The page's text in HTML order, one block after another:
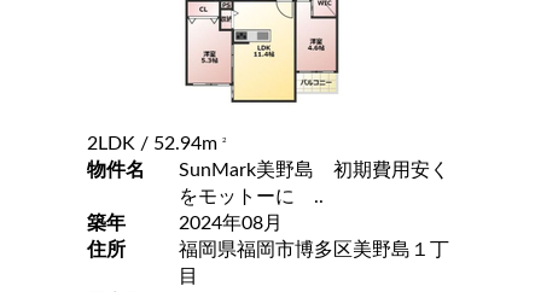
2LDK / 52.94m 2
物件名
SunMark美野島 初期費用安く
をモットーに ..
築年
2024年08月
住所
福岡県福岡市博多区美野島１丁
目